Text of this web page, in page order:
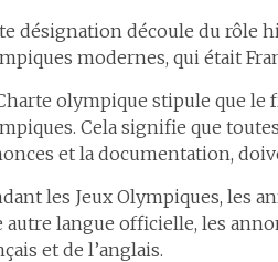
désignation découle du rôle
modernes, qui était
olympique stipule que le
Cela signifie que
et la documentation,
les Jeux Olympiques, les
autre langue officielle, les
et de l’anglais.